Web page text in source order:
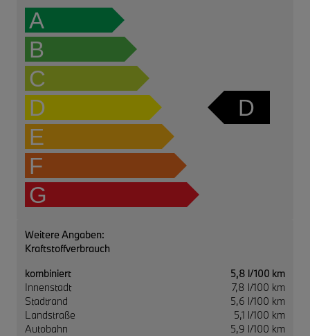
A
B
C
D
E
F
G
D
Weitere Angaben:
Kraftstoffverbrauch
kombiniert
5,8 l/100 km
Innenstadt
7,8 l/100 km
Stadtrand
5,6 l/100 km
Landstraße
5,1 l/100 km
Autobahn
5,9 l/100 km